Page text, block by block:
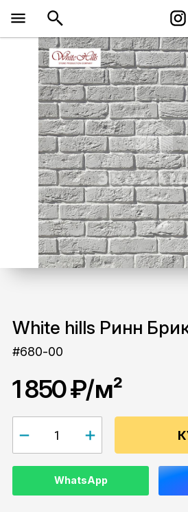
White hills Ринн
#680-00
1 850 ₽/м²
WhatsApp